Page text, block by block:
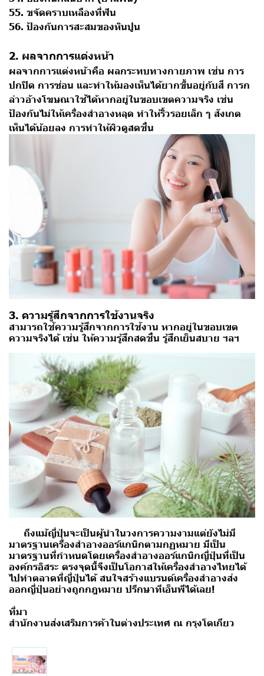
55. ขจัดคราบเหลืองที่ฟัน
56. ป้องกันการสะสมของหินปูน
2. ผลจากการแต่งหน้า
ผลจากการแต่งหน้าคือ ผลกระทบทางกายภาพ เช่น การ
ปกปิด การซ่อน และทำให้มองเห็นได้ยากขึ้นอยู่กับสี การก
ล่าวอ้างโฆษณาใช้ได้หากอยู่ในขอบเขตความจริง เช่น
ป้องกันไม่ให้เครื่องสำอางหลุด ทำให้ริ้วรอยเล็ก ๆ สังเกต
เห็นได้น้อยลง การทำให้ผิวดูสดชื่น
3. ความรู้สึกจากการใช้งานจริง
สามารถใช้ความรู้สึกจากการใช้งาน หากอยู่ในขอบเขต
ความจริงได้ เช่น ให้ความรู้สึกสดชื่น รู้สึกเย็นสบาย ฯลฯ
ถึงแม้ญี่ปุ่นจะเป็นผู้นำในวงการความงามแต่ยังไม่มี
มาตรฐานเครื่องสำอางออร์แกนิกตามกฏหมาย มีเป็น
มาตรฐานที่กำหนดโดยเครื่องสำอางออร์แกนิกญี่ปุ่นที่เป็น
องค์กรอิสระ ตรงจุดนี้จึงเป็นโอกาสให้เครื่องสำอางไทยได้
ไปทำตลาดที่ญี่ปุ่นได้ สนใจสร้างแบรนด์เครื่องสำอางส่ง
ออกญี่ปุ่นอย่างถูกกฎหมาย ปรึกษาทีเอ็นพีได้เลย!
ที่มา
สํานักงานส่งเสริมการค้าในต่างประเทศ ณ กรุงโตเกียว